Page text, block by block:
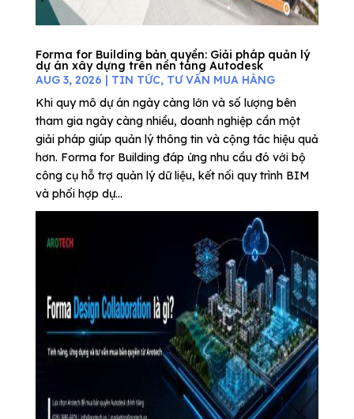
Forma for Building bản quyền: Giải pháp quản lý
dự án xây dựng trên nền tảng Autodesk
AUG 3, 2026 | TIN TỨC, TƯ VẤN MUA HÀNG
Khi quy mô dự án ngày càng lớn và số lượng bên
tham gia ngày càng nhiều, doanh nghiệp cần một
giải pháp giúp quản lý thông tin và cộng tác hiệu quả
hơn. Forma for Building đáp ứng nhu cầu đó với bộ
công cụ hỗ trợ quản lý dữ liệu, kết nối quy trình BIM
và phối hợp dự...